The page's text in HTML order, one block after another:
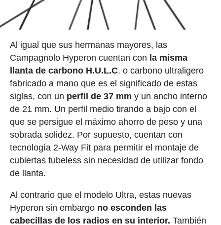
Al igual que sus hermanas mayores, las
Campagnolo Hyperon cuentan con la misma
llanta de carbono H.U.L.C. o carbono ultraligero
fabricado a mano que es el significado de estas
siglas, con un perfil de 37 mm y un ancho interno
de 21 mm. Un perfil medio tirando a bajo con el
que se persigue el máximo ahorro de peso y una
sobrada solidez. Por supuesto, cuentan con
tecnología 2-Way Fit para permitir el montaje de
cubiertas tubeless sin necesidad de utilizar fondo
de llanta.
Al contrario que el modelo Ultra, estas nuevas
Hyperon sin embargo no esconden las
cabecillas de los radios en su interior. También